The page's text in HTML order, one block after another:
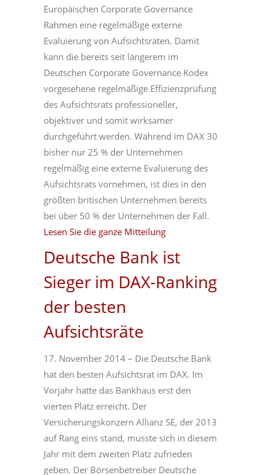
Europäischen Corporate Governance
Rahmen eine regelmäßige externe
Evaluierung von Aufsichtsräten. Damit
kann die bereits seit längerem im
Deutschen Corporate Governance Kodex
vorgesehene regelmäßige Effizienzprüfung
des Aufsichtsrats professioneller,
objektiver und somit wirksamer
durchgeführt werden. Während im DAX 30
bisher nur 25 % der Unternehmen
regelmäßig eine externe Evaluierung des
Aufsichtsrats vornehmen, ist dies in den
größten britischen Unternehmen bereits
bei über 50 % der Unternehmen der Fall.
Lesen Sie die ganze Mitteilung
Deutsche Bank ist
Sieger im DAX-Ranking
der besten
Aufsichtsräte
17. November 2014 – Die Deutsche Bank
hat den besten Aufsichtsrat im DAX. Im
Vorjahr hatte das Bankhaus erst den
vierten Platz erreicht. Der
Versicherungskonzern Allianz SE, der 2013
auf Rang eins stand, musste sich in diesem
Jahr mit dem zweiten Platz zufrieden
geben. Der Börsenbetreiber Deutsche